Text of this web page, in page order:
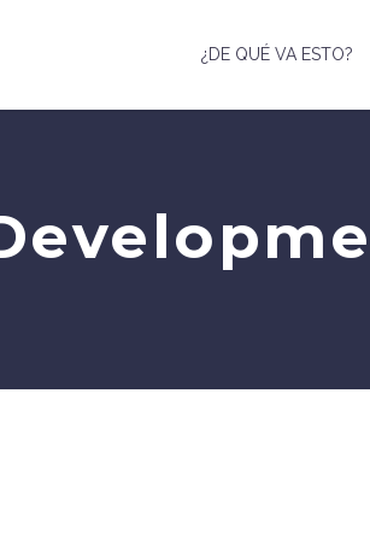
¿DE QUÉ VA ESTO?